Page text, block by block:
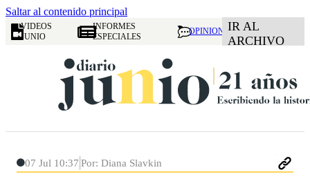
Saltar al contenido principal
VIDEOS
JUNIO
INFORMES
ESPECIALES
OPINION IR AL
ARCHIVO
07 Jul 10:37 Por: Diana Slavkin